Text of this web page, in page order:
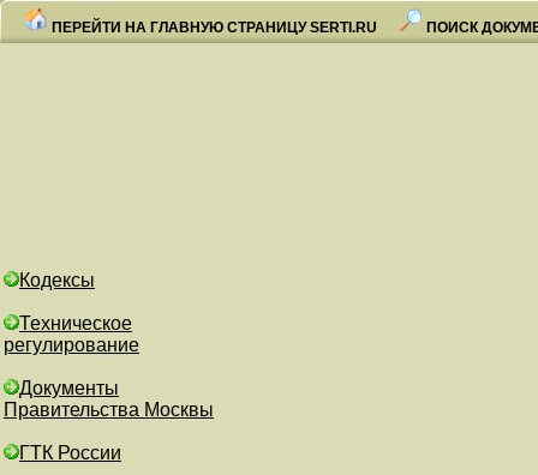
ПЕРЕЙТИ НА ГЛАВНУЮ СТРАНИЦУ SERTI.RU ПОИСК
Кодексы
Техническое
регулирование
Документы
Правительства Москвы
ГТК России